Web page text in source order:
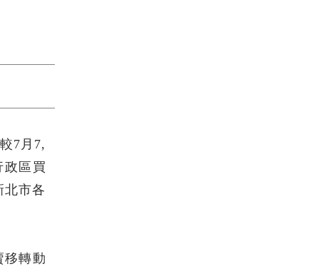
7月7,
政區買
北市各
移轉動